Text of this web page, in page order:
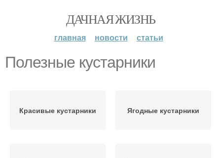
ДАЧНАЯ ЖИЗНЬ
главная новости статьи
Полезные кустарники
Красивые кустарники Ягодные кустарники